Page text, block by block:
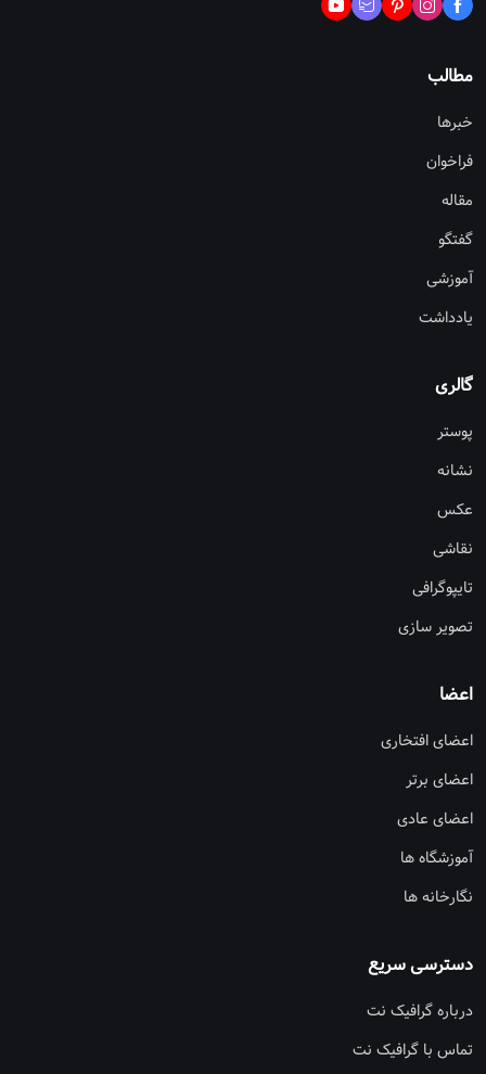
مطالب
خبرها
فراخوان
مقاله
گفتگو
آموزشی
یادداشت
گالری
پوستر
نشانه
عکس
نقاشی
تایپوگرافی
تصویر سازی
اعضا
اعضای افتخاری
اعضای برتر
اعضای عادی
آموزشگاه ها
نگارخانه ها
دسترسی سریع
درباره گرافیک نت
تماس با گرافیک نت